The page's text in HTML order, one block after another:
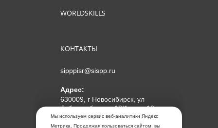
Мы используем сервис веб-аналитики Яндекс
Метрика. Продолжая пользоваться сайтом, вы
WORLDSKILLS
КОНТАКТЫ
sipppisr@sispp.ru
Адрес:
630009, г Новосибирск, ул
Добролюбова, д 18/1, пом 12